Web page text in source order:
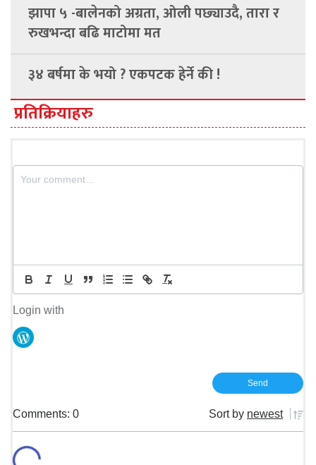
झापा ५ -बालेनको अग्रता, ओली पछ्याउदै, तारा र
रुखभन्दा बढि माटोमा मत
३४ बर्षमा के भयो ? एकपटक हेर्ने की !
प्रतिक्रियाहरु
Login with
Comments: 0 Sort by newest